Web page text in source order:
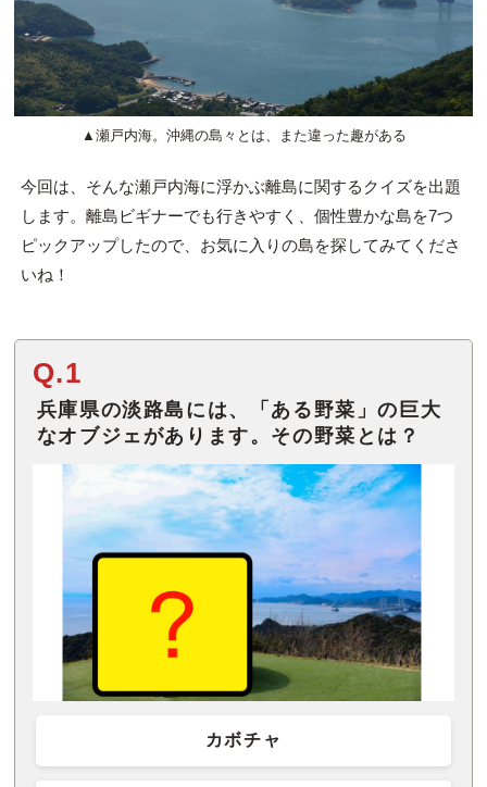
▲瀬戸内海。沖縄の島々とは、また違った趣がある
今回は、そんな瀬戸内海に浮かぶ離島に関するクイズを出題
します。離島ビギナーでも行きやすく、個性豊かな島を7つ
ピックアップしたので、お気に入りの島を探してみてくださ
いね！
Q.1
兵庫県の淡路島には、「ある野菜」の巨大
なオブジェがあります。その野菜とは？
カボチャ